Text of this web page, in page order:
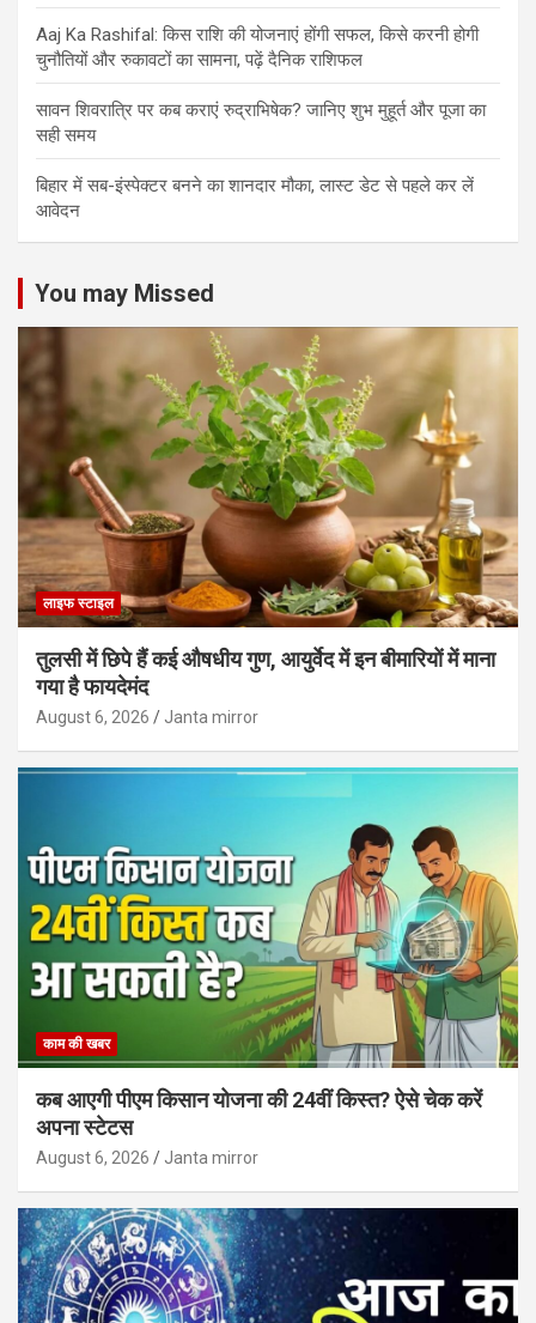
Aaj Ka Rashifal: किस राशि की योजनाएं होंगी सफल, किसे करनी होगी
चुनौतियों और रुकावटों का सामना, पढ़ें दैनिक राशिफल
सावन शिवरात्रि पर कब कराएं रुद्राभिषेक? जानिए शुभ मुहूर्त और पूजा का
सही समय
बिहार में सब-इंस्पेक्टर बनने का शानदार मौका, लास्ट डेट से पहले कर लें
आवेदन
You may Missed
लाइफ स्टाइल
तुलसी में छिपे हैं कई औषधीय गुण, आयुर्वेद में इन बीमारियों में माना
गया है फायदेमंद
August 6, 2026 Janta mirror
काम की खबर
कब आएगी पीएम किसान योजना की 24वीं किस्त? ऐसे चेक करें
अपना स्टेटस
August 6, 2026 Janta mirror